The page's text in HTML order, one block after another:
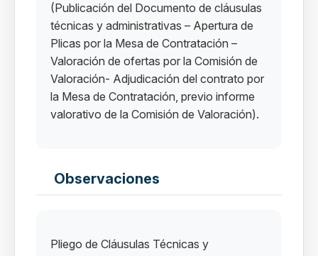
(Publicación del Documento de cláusulas
técnicas y administrativas – Apertura de
Plicas por la Mesa de Contratación –
Valoración de ofertas por la Comisión de
Valoración- Adjudicación del contrato por
la Mesa de Contratación, previo informe
valorativo de la Comisión de Valoración).
Observaciones
Pliego de Cláusulas Técnicas y